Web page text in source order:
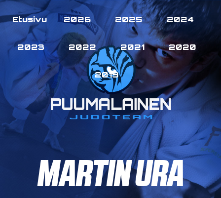
MARTIN URA
Etusivu 2026 2025 2024
2023 2022 2021 2020
2019